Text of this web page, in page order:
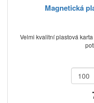
Magnetická
Velmi kvalitní plastová